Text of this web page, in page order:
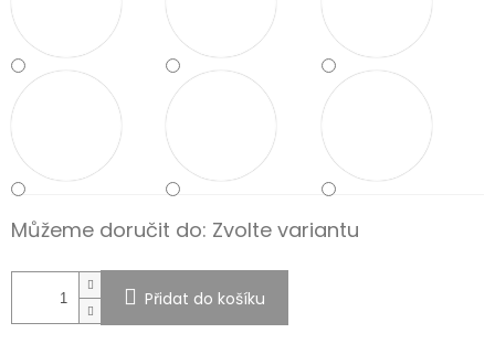
Můžeme doručit do: Zvolte variantu
Přidat do košíku